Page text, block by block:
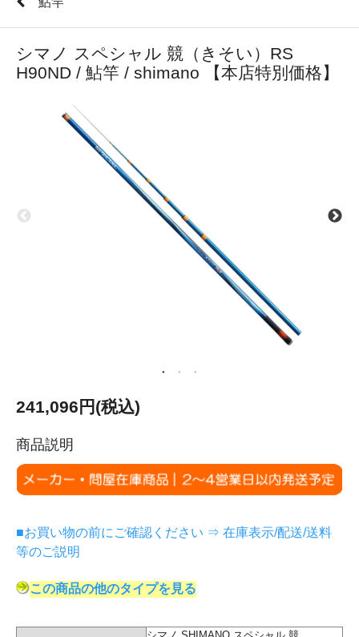
シマノ スペシャル 競（きそい）RS
H90ND / 鮎竿 / shimano 【本店特別価格】
241,096円(税込)
商品説明
■お買い物の前にご確認ください ⇒ 在庫表示/配送/送料
等のご説明
この商品の他のタイプを見る